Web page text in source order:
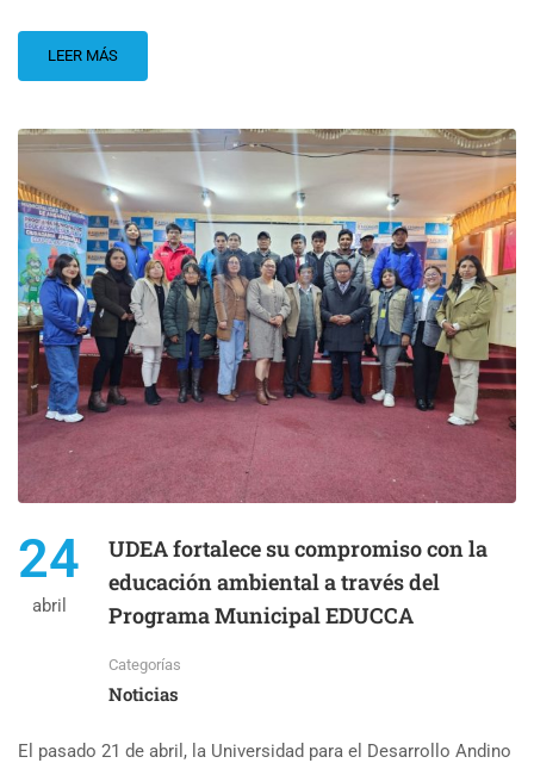
LEER MÁS
24
abril
UDEA fortalece su compromiso con la
educación ambiental a través del
Programa Municipal EDUCCA
Categorías
Noticias
El pasado 21 de abril, la Universidad para el Desarrollo Andino